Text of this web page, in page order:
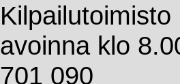
avoinna klo
701 090